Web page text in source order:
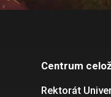
Centrum
Rektorát